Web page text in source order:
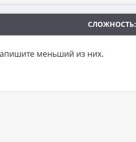
СЛОЖНОСТЬ:
меньший из них.